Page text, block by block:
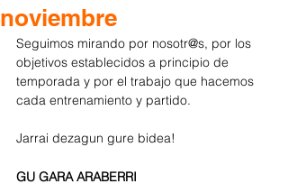
noviembre
Seguimos mirando por nosotr@s, por los
objetivos establecidos a principio de
temporada y por el trabajo que hacemos
cada entrenamiento y partido.
Jarrai dezagun gure bidea!
GU GARA ARABERRI